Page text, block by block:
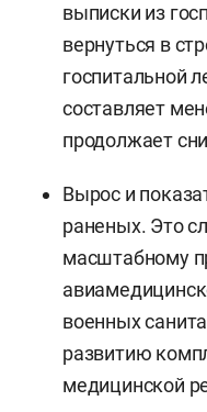
выписки из
вернуться в
госпитальной
составляет
продолжает
Вырос и
раненых. Это
масштабному
военных
развитию
медицинской